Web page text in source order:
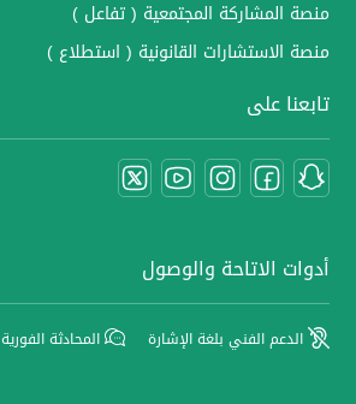
منصة المشاركة المجتمعية ( تفاعل )
منصة الاستشارات القانونية ( استطلاع )
تابعنا على
أدوات الاتاحة والوصول
الدعم الفني بلغة الإشارة المحادثة الفورية